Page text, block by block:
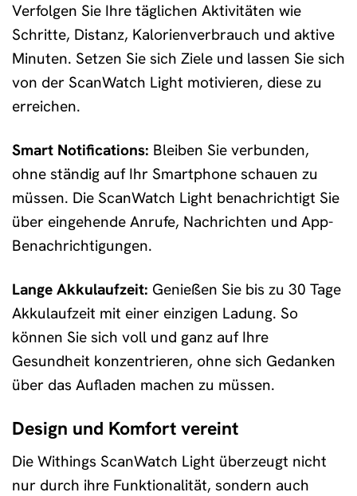
Verfolgen Sie Ihre täglichen Aktivitäten wie
Schritte, Distanz, Kalorienverbrauch und aktive
Minuten. Setzen Sie sich Ziele und lassen Sie sich
von der ScanWatch Light motivieren, diese zu
erreichen.
Smart Notifications: Bleiben Sie verbunden,
ohne ständig auf Ihr Smartphone schauen zu
müssen. Die ScanWatch Light benachrichtigt Sie
über eingehende Anrufe, Nachrichten und App-
Benachrichtigungen.
Lange Akkulaufzeit: Genießen Sie bis zu 30 Tage
Akkulaufzeit mit einer einzigen Ladung. So
können Sie sich voll und ganz auf Ihre
Gesundheit konzentrieren, ohne sich Gedanken
über das Aufladen machen zu müssen.
Design und Komfort vereint
Die Withings ScanWatch Light überzeugt nicht
nur durch ihre Funktionalität, sondern auch